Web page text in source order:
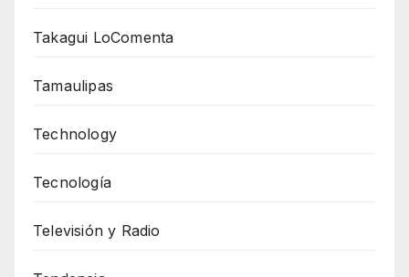
Takagui LoComenta
Tamaulipas
Technology
Tecnología
Televisión y Radio